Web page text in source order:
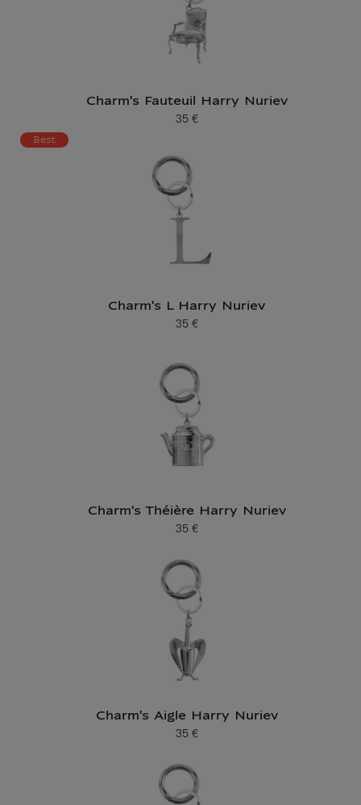
Charm's Fauteuil Harry Nuriev
Prix ​​actuel
35 €
Best
Charm's L Harry Nuriev
Prix ​​actuel
35 €
Charm's Théière Harry Nuriev
Prix ​​actuel
35 €
Charm's Aigle Harry Nuriev
Prix ​​actuel
35 €